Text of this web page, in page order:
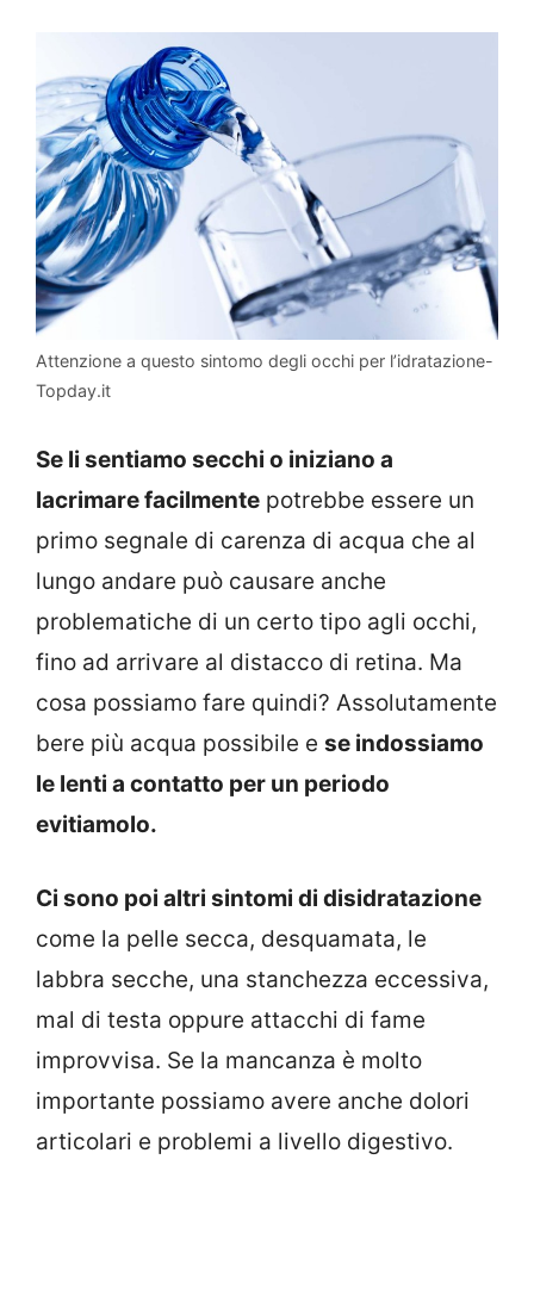
Attenzione a questo sintomo degli occhi per l’idratazione-
Topday.it
Se li sentiamo secchi o iniziano a
lacrimare facilmente potrebbe essere un
primo segnale di carenza di acqua che al
lungo andare può causare anche
problematiche di un certo tipo agli occhi,
fino ad arrivare al distacco di retina. Ma
cosa possiamo fare quindi? Assolutamente
bere più acqua possibile e se indossiamo
le lenti a contatto per un periodo
evitiamolo.
Ci sono poi altri sintomi di disidratazione
come la pelle secca, desquamata, le
labbra secche, una stanchezza eccessiva,
mal di testa oppure attacchi di fame
improvvisa. Se la mancanza è molto
importante possiamo avere anche dolori
articolari e problemi a livello digestivo.